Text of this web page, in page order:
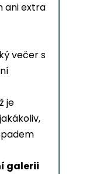
ani extra
večer s
je
galerii